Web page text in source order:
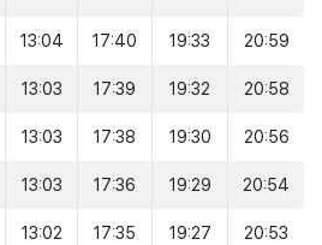
13:04 17:40 19:33 20:59
13:03 17:39 19:32 20:58
13:03 17:38 19:30 20:56
13:03 17:36 19:29 20:54
13:02 17:35 19:27 20:53